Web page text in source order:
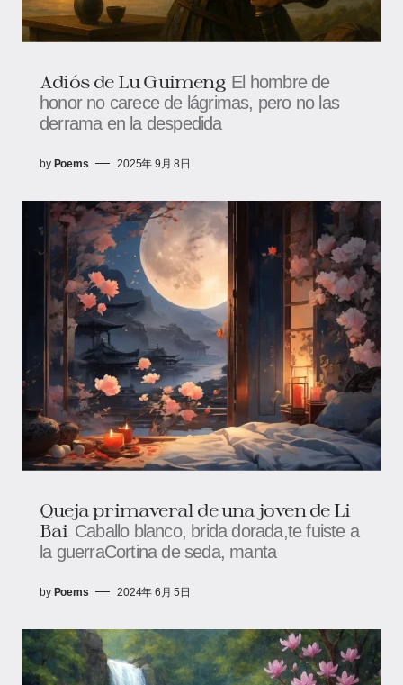
Adiós de Lu Guimeng El hombre de
honor no carece de lágrimas, pero no las
derrama en la despedida
by Poems 2025年 9月 8日
Queja primaveral de una joven de Li
Bai Caballo blanco, brida dorada,te fuiste a
la guerraCortina de seda, manta
by Poems 2024年 6月 5日